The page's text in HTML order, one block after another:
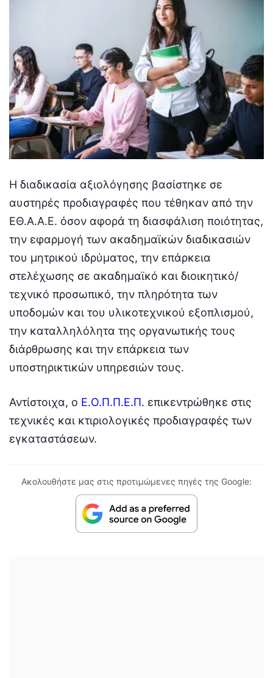
Η διαδικασία αξιολόγησης βασίστηκε σε
αυστηρές προδιαγραφές που τέθηκαν από την
ΕΘ.Α.Α.Ε. όσον αφορά τη διασφάλιση ποιότητας,
την εφαρμογή των ακαδημαϊκών διαδικασιών
του μητρικού ιδρύματος, την επάρκεια
στελέχωσης σε ακαδημαϊκό και διοικητικό/
τεχνικό προσωπικό, την πληρότητα των
υποδομών και του υλικοτεχνικού εξοπλισμού,
την καταλληλόλητα της οργανωτικής τους
διάρθρωσης και την επάρκεια των
υποστηρικτικών υπηρεσιών τους.
Αντίστοιχα, ο Ε.Ο.Π.Π.Ε.Π. επικεντρώθηκε στις
τεχνικές και κτιριολογικές προδιαγραφές των
εγκαταστάσεων.
Ακολουθήστε μας στις προτιμώμενες πηγές της Google: